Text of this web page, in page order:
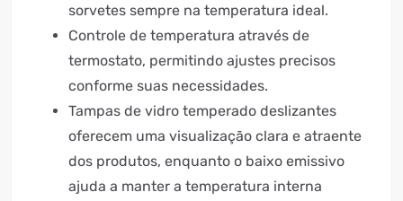
sorvetes sempre na temperatura ideal.
Controle de temperatura através de
termostato, permitindo ajustes precisos
conforme suas necessidades.
Tampas de vidro temperado deslizantes
oferecem uma visualização clara e atraente
dos produtos, enquanto o baixo emissivo
ajuda a manter a temperatura interna